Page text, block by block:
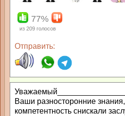
77%
из 209 голосов
Отправить:
Ваши разносторонние
компетентность снискали